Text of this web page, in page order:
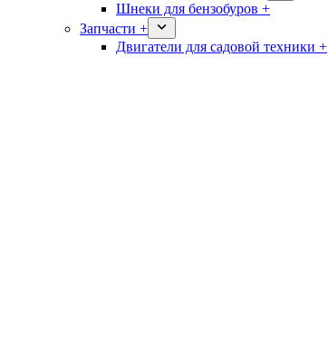
Шнеки для бензобуров +
Запчасти +
Двигатели для садовой техники +